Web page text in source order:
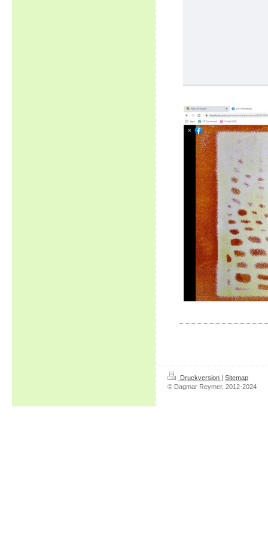
Druckversion | Sitemap
© Dagmar Reymer, 2012-2024